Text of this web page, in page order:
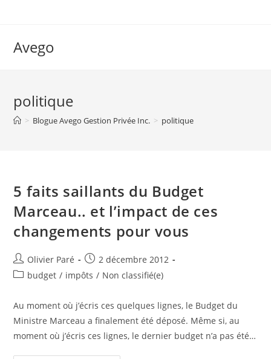
Avego
politique
> Blogue Avego Gestion Privée Inc. > politique
5 faits saillants du Budget
Marceau.. et l’impact de ces
changements pour vous
Auteur/autrice
de
Olivier Paré
Post
published:
2 décembre 2012
Postbudget / impôts / Non classifié(e)
Au moment où j’écris ces quelques lignes, le Budget du
Ministre Marceau a finalement été déposé. Même si, au
moment où j’écris ces lignes, le dernier budget n’a pas été…